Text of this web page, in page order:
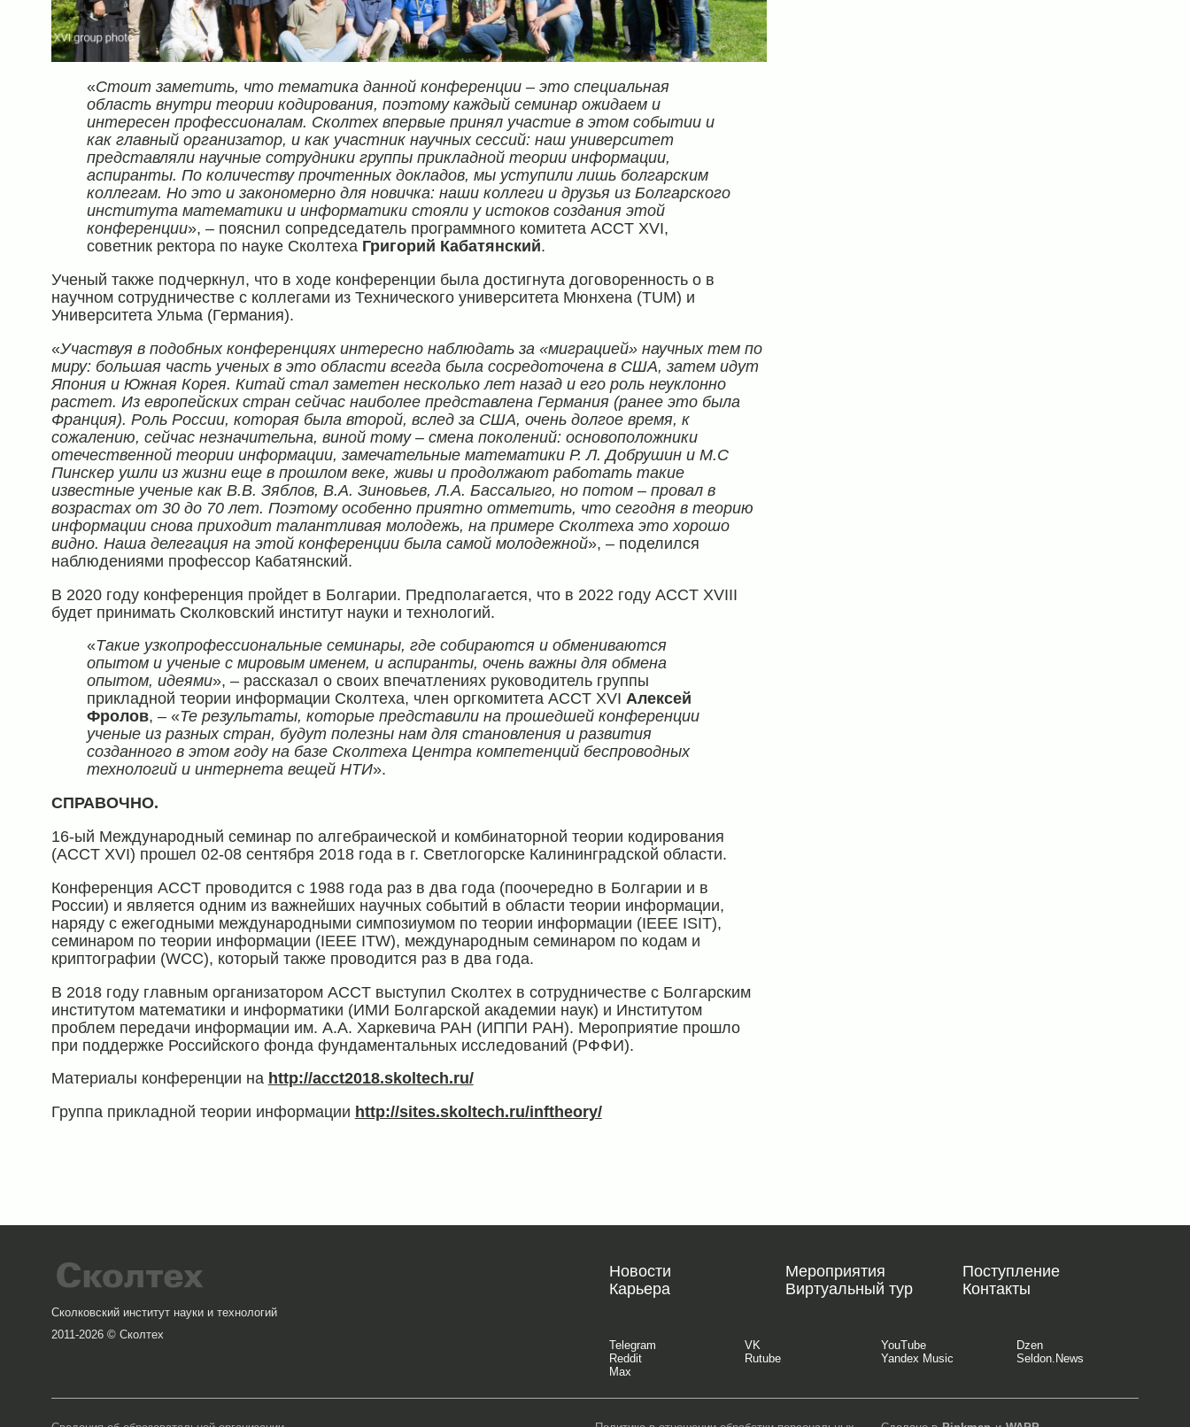
«Стоит заметить, что тематика данной конференции – это специальная
область внутри теории кодирования, поэтому каждый семинар ожидаем и
интересен профессионалам. Сколтех впервые принял участие в этом событии и
как главный организатор, и как участник научных сессий: наш университет
представляли научные сотрудники группы прикладной теории информации,
аспиранты. По количеству прочтенных докладов, мы уступили лишь болгарским
коллегам. Но это и закономерно для новичка: наши коллеги и друзья из Болгарского
института математики и информатики стояли у истоков создания этой
конференции», – пояснил сопредседатель программного комитета ACCT XVI,
советник ректора по науке Сколтеха Григорий Кабатянский.
Ученый также подчеркнул, что в ходе конференции была достигнута договоренность о в
научном сотрудничестве с коллегами из Технического университета Мюнхена (TUM) и
Университета Ульма (Германия).
«Участвуя в подобных конференциях интересно наблюдать за «миграцией» научных тем по
миру: большая часть ученых в это области всегда была сосредоточена в США, затем идут
Япония и Южная Корея. Китай стал заметен несколько лет назад и его роль неуклонно
растет. Из европейских стран сейчас наиболее представлена Германия (ранее это была
Франция). Роль России, которая была второй, вслед за США, очень долгое время, к
сожалению, сейчас незначительна, виной тому – смена поколений: основоположники
отечественной теории информации, замечательные математики Р. Л. Добрушин и М.С
Пинскер ушли из жизни еще в прошлом веке, живы и продолжают работать такие
известные ученые как В.В. Зяблов, В.А. Зиновьев, Л.А. Бассалыго, но потом – провал в
возрастах от 30 до 70 лет. Поэтому особенно приятно отметить, что сегодня в теорию
информации снова приходит талантливая молодежь, на примере Сколтеха это хорошо
видно. Наша делегация на этой конференции была самой молодежной», – поделился
наблюдениями профессор Кабатянский.
В 2020 году конференция пройдет в Болгарии. Предполагается, что в 2022 году ACCT XVIII
будет принимать Сколковский институт науки и технологий.
«Такие узкопрофессиональные семинары, где собираются и обмениваются
опытом и ученые с мировым именем, и аспиранты, очень важны для обмена
опытом, идеями», – рассказал о своих впечатлениях руководитель группы
прикладной теории информации Сколтеха, член оргкомитета ACCT XVI Алексей
Фролов, –«Те результаты, которые представили на прошедшей конференции
ученые из разных стран, будут полезны нам для становления и развития
созданного в этом году на базе Сколтеха Центра компетенций беспроводных
технологий и интернета вещей НТИ».
СПРАВОЧНО.
16-ый Международный семинар по алгебраической и комбинаторной теории кодирования
(ACCT XVI) прошел 02-08 сентября 2018 года в г. Светлогорске Калининградской области.
Конференция ACCT проводится c 1988 года раз в два года (поочередно в Болгарии и в
России) и является одним из важнейших научных событий в области теории информации,
наряду с ежегодными международными симпозиумом по теории информации (IEEE ISIT),
семинаром по теории информации (IEEE ITW), международным семинаром по кодам и
криптографии (WCC), который также проводится раз в два года.
В 2018 году главным организатором ACCT выступил Сколтех в сотрудничестве с Болгарским
институтом математики и информатики (ИМИ Болгарской академии наук) и Институтом
проблем передачи информации им. А.А. Харкевича РАН (ИППИ РАН). Мероприятие прошло
при поддержке Российского фонда фундаментальных исследований (РФФИ).
Материалы конференции на http://acct2018.skoltech.ru/
Группа прикладной теории информации http://sites.skoltech.ru/inftheory/
Сколковский институт науки и технологий
2011-2026 © Сколтех
Новости Мероприятия
Поступление
Карьера
Виртуальный тур Контакты
Telegram VK YouTube
Dzen
Reddit
Rutube Yandex Music
Seldon.News
Max